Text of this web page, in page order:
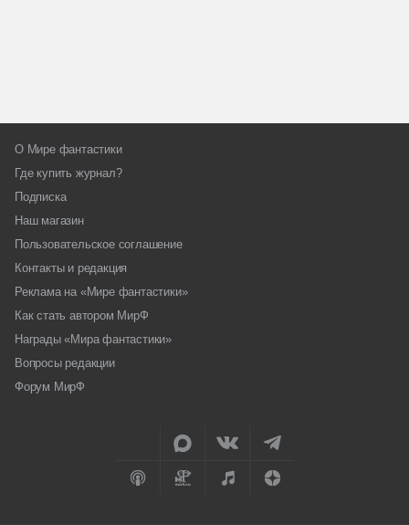
О Мире фантастики
Где купить журнал?
Подписка
Наш магазин
Пользовательское соглашение
Контакты и редакция
Реклама на «Мире фантастики»
Как стать автором МирФ
Награды «Мира фантастики»
Вопросы редакции
Форум МирФ